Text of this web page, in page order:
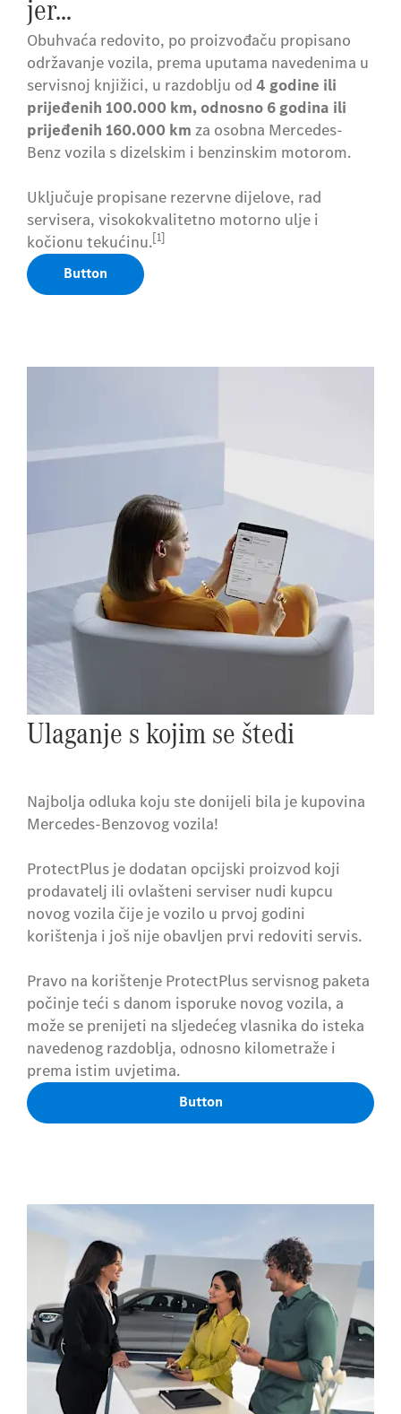
jer…
Obuhvaća redovito, po proizvođaču propisano
održavanje vozila, prema uputama navedenima u
servisnoj knjižici, u razdoblju od 4 godine ili
prijeđenih 100.000 km, odnosno 6 godina ili
prijeđenih 160.000 km za osobna Mercedes-
Benz vozila s dizelskim i benzinskim motorom.
Uključuje propisane rezervne dijelove, rad
servisera, visokokvalitetno motorno ulje i
kočionu tekućinu.[1]
Button
Ulaganje s kojim se štedi
Najbolja odluka koju ste donijeli bila je kupovina
Mercedes-Benzovog vozila!
ProtectPlus je dodatan opcijski proizvod koji
prodavatelj ili ovlašteni serviser nudi kupcu
novog vozila čije je vozilo u prvoj godini
korištenja i još nije obavljen prvi redoviti servis.
Pravo na korištenje ProtectPlus servisnog paketa
počinje teći s danom isporuke novog vozila, a
može se prenijeti na sljedećeg vlasnika do isteka
navedenog razdoblja, odnosno kilometraže i
prema istim uvjetima.
Button